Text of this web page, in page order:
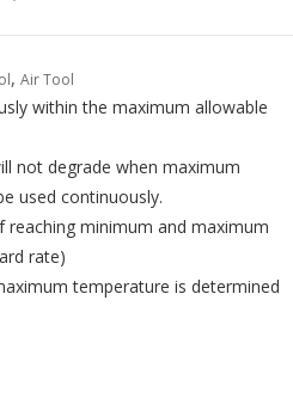
, Air Tool
within the maximum allowable
not degrade when maximum
used continuously.
reaching minimum and maximum
rate)
temperature is determined